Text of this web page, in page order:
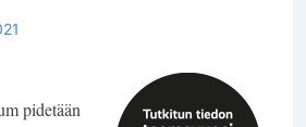
pidetään